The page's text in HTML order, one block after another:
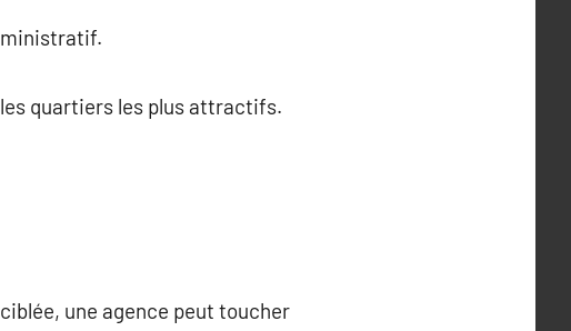
quartiers les plus attractifs.
une agence peut toucher